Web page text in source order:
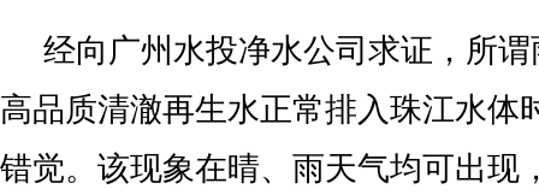
经向广州水投净水公司求证，所谓
高品质清澈再生水正常排入珠江水体
错觉。该现象在晴、雨天气均可出现